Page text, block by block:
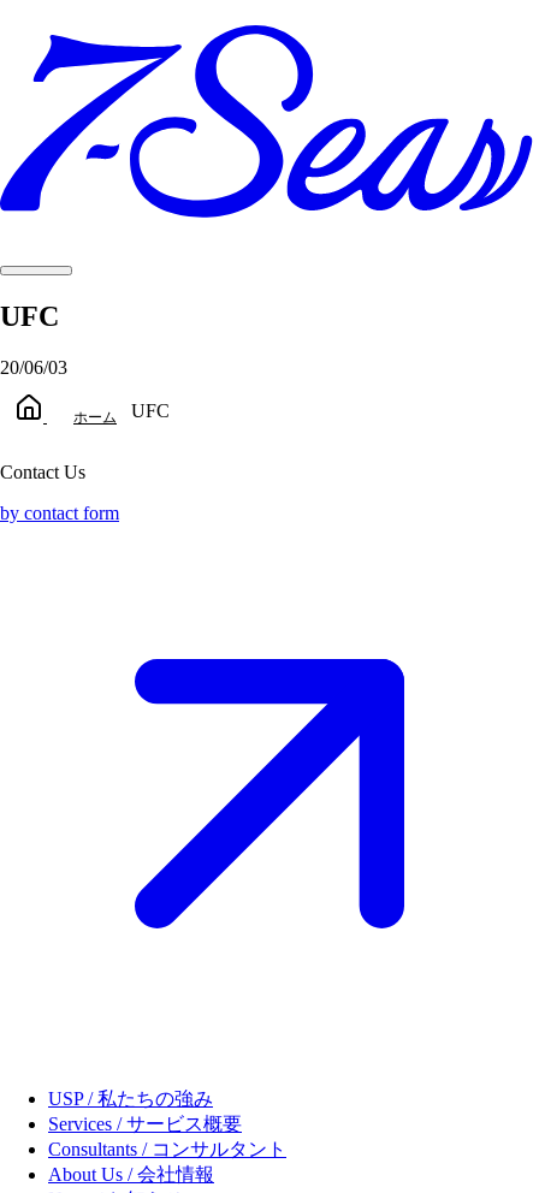
UFC
20/06/03
ホーム UFC
Contact Us
by contact form
USP / 私たちの強み
Services / サービス概要
Consultants / コンサルタント
About Us / 会社情報